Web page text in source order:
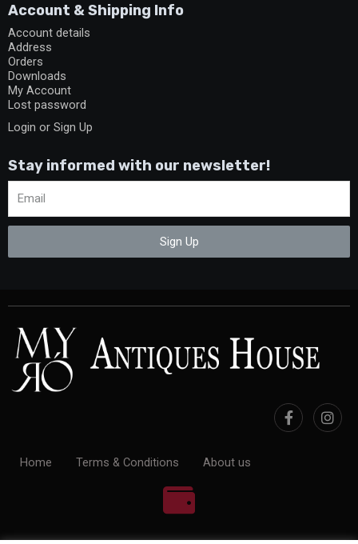
Account & Shipping Info
Account details
Address
Orders
Downloads
My Account
Lost password
Login or Sign Up
Stay informed with our newsletter!
Sign Up
Home Terms & Conditions About us